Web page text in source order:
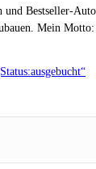
und Bestseller-
Mein